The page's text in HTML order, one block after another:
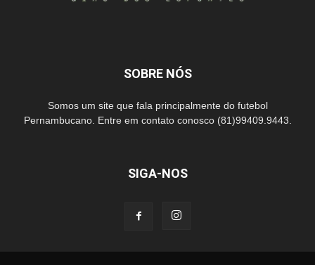
SOBRE NÓS
Somos um site que fala principalmente do futebol
Pernambucano. Entre em contato conosco (81)99409.9443.
SIGA-NOS